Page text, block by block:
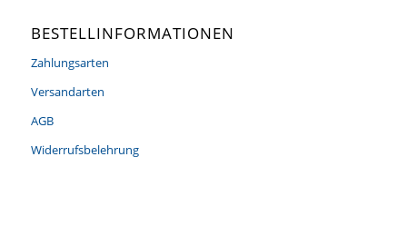
BESTELLINFORMATIONEN
Zahlungsarten
Versandarten
AGB
Widerrufsbelehrung